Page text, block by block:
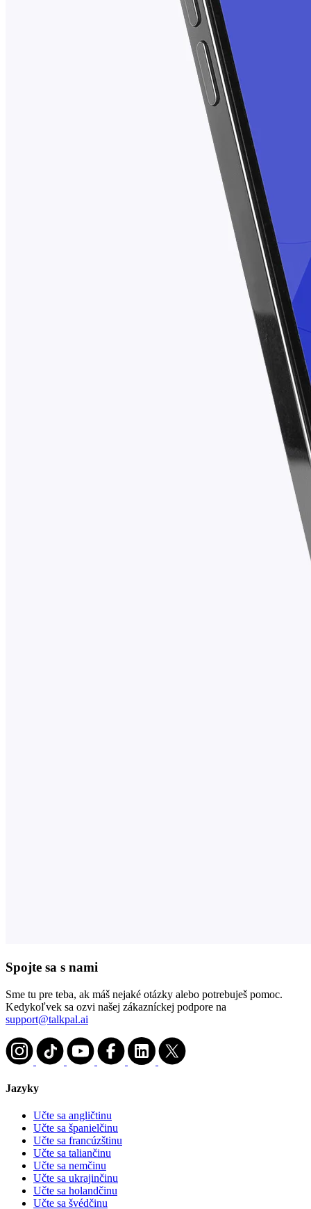
Spojte sa s nami
Sme tu pre teba, ak máš nejaké otázky alebo potrebuješ pomoc.
Kedykoľvek sa ozvi našej zákazníckej podpore na
support@talkpal.ai
Jazyky
Učte sa angličtinu
Učte sa španielčinu
Učte sa francúzštinu
Učte sa taliančinu
Učte sa nemčinu
Učte sa ukrajinčinu
Učte sa holandčinu
Učte sa švédčinu